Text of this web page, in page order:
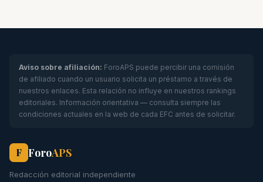
Aviso sobre afiliación: ForoAPS puede percibir una comisión
de afiliado cuando un usuario solicita un préstamo a través de
nuestros enlaces. Esta relación no influye en nuestros rankings
editoriales. Información orientativa — consulta siempre las
condiciones actuales en la web de cada EFC antes de solicitar.
F ForoAPS
Redacción editorial independiente